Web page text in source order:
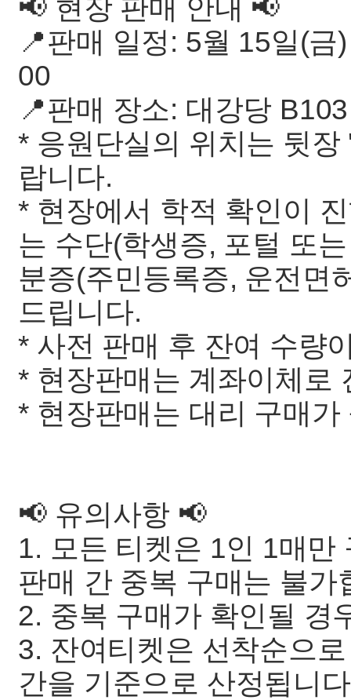
📢 현장 판매 안내 📢
📍판매 일정: 5월 15일(
00
📍판매 장소: 대강당
* 응원단실의 위치는 뒷
랍니다.
* 현장에서 학적 확인이
는 수단(학생증, 포털 또
분증(주민등록증, 운전면
드립니다.
* 사전 판매 후 잔여 수량
* 현장판매는 계좌이체로
* 현장판매는 대리 구매
📢 유의사항 📢
1. 모든 티켓은 1인 1매만
판매 간 중복 구매는 불가
2. 중복 구매가 확인될 경
3. 잔여티켓은 선착순으
간을 기준으로 산정됩니